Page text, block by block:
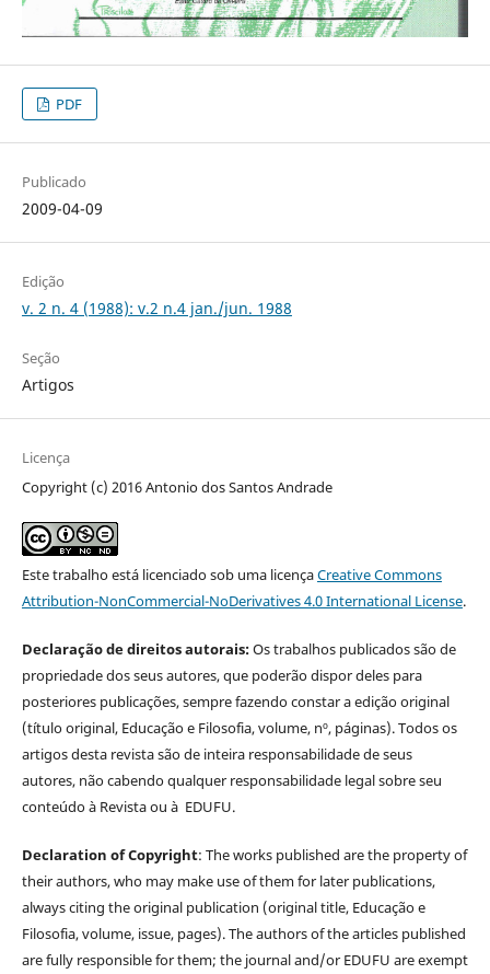
PDF
Publicado
2009-04-09
Edição
v. 2 n. 4 (1988): v.2 n.4 jan./jun. 1988
Seção
Artigos
Licença
Copyright (c) 2016 Antonio dos Santos Andrade
Este trabalho está licenciado sob uma licençaCreative Commons
Attribution-NonCommercial-NoDerivatives 4.0 International License.
Declaração de direitos autorais:Os trabalhos publicados são de
propriedade dos seus autores, que poderão dispor deles para
posteriores publicações, sempre fazendo constar a edição original
(título original, Educação e Filosofia, volume, nº, páginas). Todos os
artigos desta revista são de inteira responsabilidade de seus
autores, não cabendo qualquer responsabilidade legal sobre seu
conteúdo à Revista ou à EDUFU.
Declaration of Copyright: The works published are the property of
their authors, who may make use of them for later publications,
always citing the original publication (original title, Educação e
Filosofia, volume, issue, pages). The authors of the articles published
are fully responsible for them; the journal and/or EDUFU are exempt